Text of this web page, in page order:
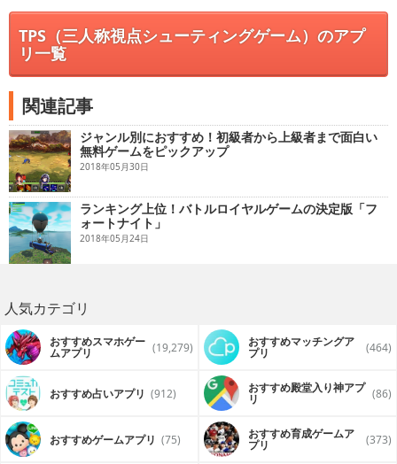
TPS（三人称視点シューティングゲーム）のアプ
リ一覧
関連記事
ジャンル別におすすめ！初級者から上級者まで面白い
無料ゲームをピックアップ
2018年05月30日
ランキング上位！バトルロイヤルゲームの決定版「フ
ォートナイト」
2018年05月24日
人気カテゴリ
おすすめスマホゲー
ムアプリ (19,279) おすすめマッチングア
プリ (464)
おすすめ占いアプリ (912) おすすめ殿堂入り神アプ
リ (86)
おすすめゲームアプリ (75) おすすめ育成ゲームア
プリ (373)